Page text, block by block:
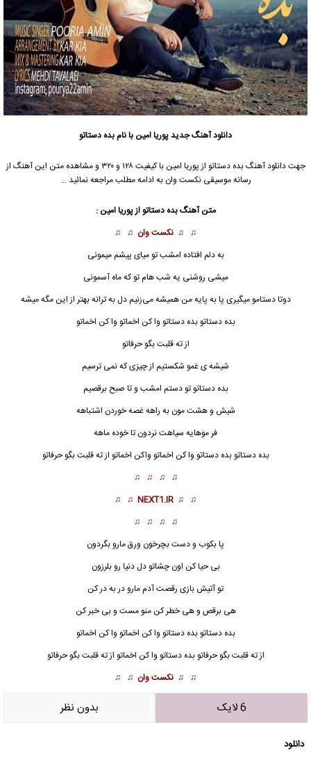
دانلود آهنگ جدیدپوریا امین با نام بده دستاتو
جهت دانلود آهنگ بده دستاتو از پوریا امین
با کیفیت ۱۲۸ و ۳۲۰ و مشاهده متن این آهنگ از
رسانه موسیقی نکست وان به ادامه مطلب مراجعه نمائید …
متن آهنگ بده دستاتو ازپوریا امین :
♫ ♫ نکست وان ♫ ♫
به دلم افتاده امشب تو میای پیشم میمونی
میشی روشنی یه شب هام تو که ماه آسمونی
دوتا دستامو میگیری پا به پایه من همیشه می‌زنیم دل به ترانه بهتر از این مگه میشه
بده دستاتو بده دستاتو وا کن اخماتو وا کن اخماتو
از ته قلبت بگو حرفاتو
شیشه ی غمو شکستیم از چیزی که نمی ترسیم
بده دستاتو تو دستم امشب و تا صبح برقصیم
شیش و هشت مون به راهه غصه خوردن اشتباهه
فر موهایه سیاهت نردون تا خوده ماهه
بده دستاتو بده دستاتو وا کن اخماتو واکن اخماتو از ته قلبت بگو حرفاتو
♫ ♫ ♫ ♫
♫ ♫
NEXT1.IR
♫ ♫
♫ ♫ ♫ ♫
پا بکوب و دست بچرخون ورق مارو بگردون
بی حیا کن اون چشاتو دل دنیا رو بلرزون
تو آتیش بازی رقصت آدم مارو در به در کن
هی برقص و هی خطر کن منو مست و بی خبر کن
بده دستاتو بده دستاتو وا کن اخماتو وا کن اخماتو
از ته قلبت بگو حرفاتو بده دستاتو وا کن اخماتو از ته قلبت بگو حرفاتو
♫ ♫ نکست وان ♫ ♫
6 لایک بدون نظر
دانلود